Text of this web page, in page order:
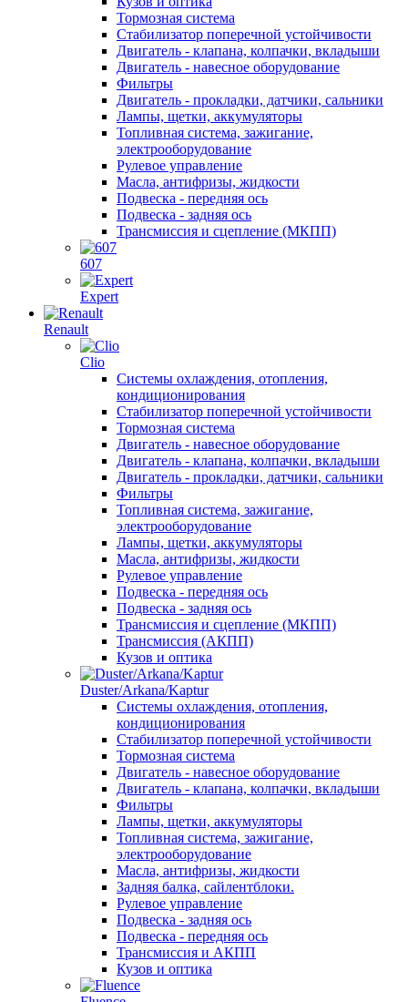
Тормозная система
Стабилизатор поперечной устойчивости
Двигатель - клапана, колпачки, вкладыши
Двигатель - навесное оборудование
Фильтры
Двигатель - прокладки, датчики, сальники
Лампы, щетки, аккумуляторы
Топливная система, зажигание,
электрооборудование
Рулевое управление
Масла, антифризы, жидкости
Подвеска - передняя ось
Подвеска - задняя ось
Трансмиссия и сцепление (МКПП)
607
Expert
Renault
Clio
Системы охлаждения, отопления,
кондиционирования
Стабилизатор поперечной устойчивости
Тормозная система
Двигатель - навесное оборудование
Двигатель - клапана, колпачки, вкладыши
Двигатель - прокладки, датчики, сальники
Фильтры
Топливная система, зажигание,
электрооборудование
Лампы, щетки, аккумуляторы
Масла, антифризы, жидкости
Рулевое управление
Подвеска - передняя ось
Подвеска - задняя ось
Трансмиссия и сцепление (МКПП)
Трансмиссия (АКПП)
Кузов и оптика
Duster/Arkana/Kaptur
Системы охлаждения, отопления,
кондиционирования
Стабилизатор поперечной устойчивости
Тормозная система
Двигатель - навесное оборудование
Двигатель - клапана, колпачки, вкладыши
Фильтры
Лампы, щетки, аккумуляторы
Топливная система, зажигание,
электрооборудование
Масла, антифризы, жидкости
Задняя балка, сайлентблоки.
Рулевое управление
Подвеска - задняя ось
Подвеска - передняя ось
Трансмиссия и АКПП
Кузов и оптика